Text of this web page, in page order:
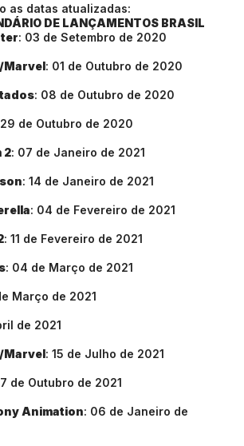
as datas atualizadas:
DE LANÇAMENTOS BRASIL
: 03 de Setembro de 2020
Marvel: 01 de Outubro de 2020
: 08 de Outubro de 2020
de Outubro de 2020
2: 07 de Janeiro de 2021
: 14 de Janeiro de 2021
: 04 de Fevereiro de 2021
: 11 de Fevereiro de 2021
: 04 de Março de 2021
Março de 2021
de 2021
Marvel: 15 de Julho de 2021
de Outubro de 2021
Animation: 06 de Janeiro de